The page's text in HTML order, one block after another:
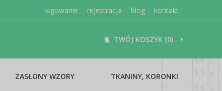
logowanie rejestracja blog kontakt
TWÓJ KOSZYK (0)
ZASŁONY WZORY TKANINY, KORONKI